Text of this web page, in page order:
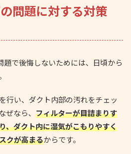
問題に対する対策
で後悔しないためには、日頃から
行い、ダクト内部の汚れをチェッ
ぜなら、 フィルターが目詰まりす
、ダクト内に湿気がこもりやすく
クが高まるからです。